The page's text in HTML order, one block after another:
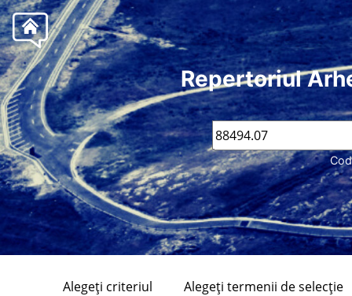
Repertoriul
Cod
Alegeţi criteriul Alegeţi termenii de selecţie